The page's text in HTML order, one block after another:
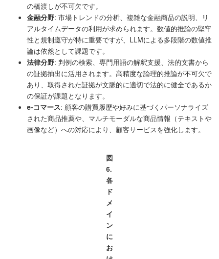
の橋渡しが不可欠です。
金融分野: 市場トレンドの分析、複雑な金融商品の説明、リ
アルタイムデータの利用が求められます。数値的推論の堅牢
性と規制遵守が特に重要ですが、LLMによる多段階の数値推
論は依然として課題です。
法律分野: 判例の検索、専門用語の解釈支援、法的文書から
の証拠抽出に活用されます。高精度な論理的推論が不可欠で
あり、取得された証拠が文脈的に適切で法的に健全であるか
の保証が課題となります。
e-コマース: 顧客の購買履歴や好みに基づくパーソナライズ
された商品推薦や、マルチモーダルな商品情報（テキストや
画像など）への対応により、顧客サービスを強化します。
図
6.
各
ド
メ
イ
ン
に
お